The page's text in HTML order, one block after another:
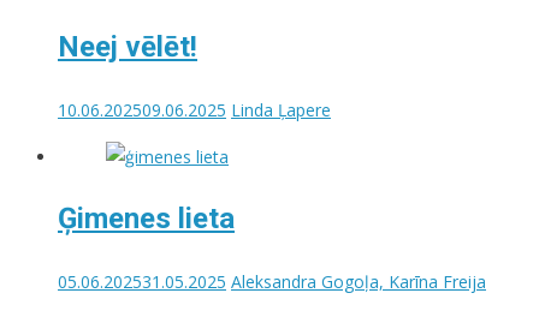
Neej vēlēt!
10.06.202509.06.2025 Linda Ļapere
Ģimenes lieta
05.06.202531.05.2025 Aleksandra Gogoļa, Karīna Freija